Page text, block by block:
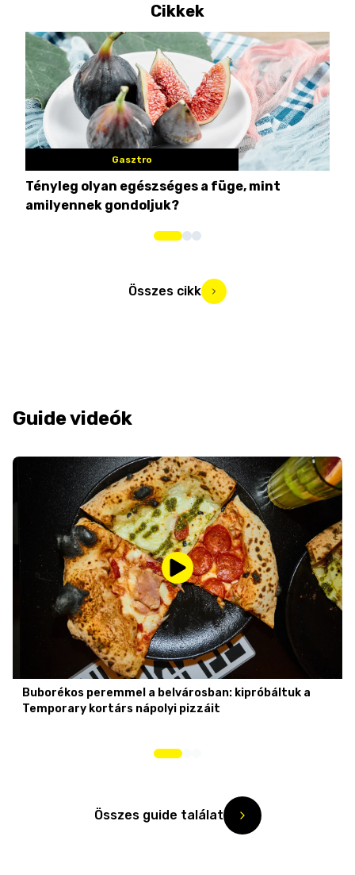
Cikkek
Gasztro
Tényleg olyan egészséges a füge, mint
amilyennek gondoljuk?
Összes cikk
Guide videók
Buborékos peremmel a belvárosban: kipróbáltuk a
Temporary kortárs nápolyi pizzáit
Összes guide találat